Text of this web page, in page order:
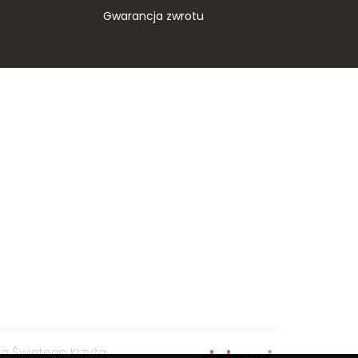
Gwarancja zwrotu
Świętego Krzyża